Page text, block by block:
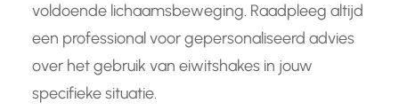
voldoende lichaamsbeweging. Raadpleeg altijd
een professional voor gepersonaliseerd advies
over het gebruik van eiwitshakes in jouw
specifieke situatie.